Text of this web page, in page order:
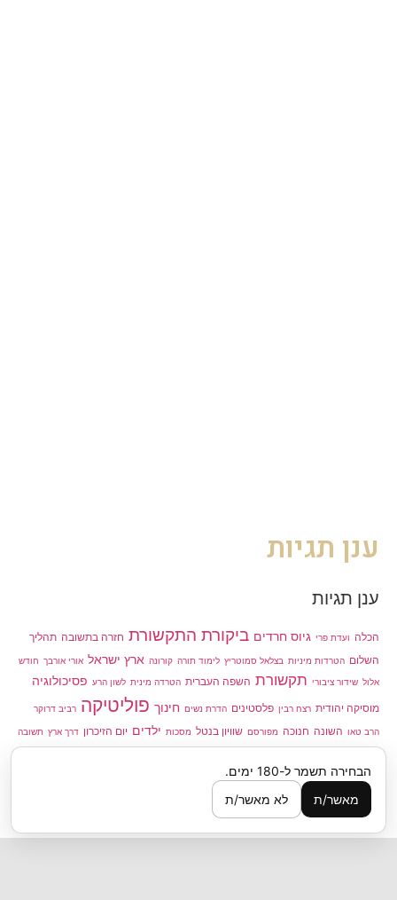
ענן תגיות
ענן תגיות
הכלה ועדת פרי גיוס חרדים ביקורת התקשורת חזרה בתשובה תהליך
השלום הטרדות מיניות בצלאל סמוטריץ לימוד תורה קורונה ארץ ישראל אורי אורבך חודש
אלול שידור ציבורי תקשורת השפה העברית הטרדה מינית לשון הרע פסיכולוגיה
מוסיקה יהודית רצח רבין פלסטינים הדרת נשים חינוך פוליטיקה רביב דרוקר
הרב טאו השונה חנוכה מפורסם שוויון בנטל מסכות ילדים יום הזיכרון דרך ארץ תשובה
מעשים מגונים יהדות
מוסר בחירות אילנה דיין
הבחירה תשמר ל-180 ימים.
מאשר/ת
לא מאשר/ת